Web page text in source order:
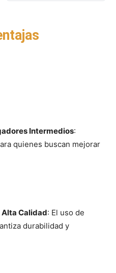
Intermedios:
quienes buscan mejorar
Calidad: El uso de
durabilidad y